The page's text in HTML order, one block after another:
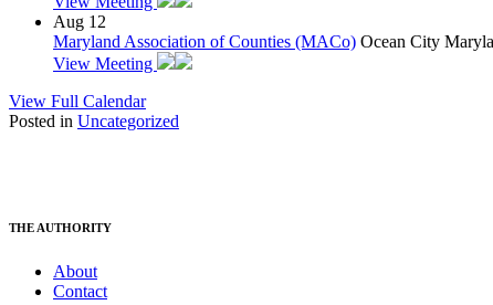
Aug 12
Maryland Association of Counties (MACo) Ocean City
View Meeting
View Full Calendar
Posted in Uncategorized
THE AUTHORITY
About
Contact